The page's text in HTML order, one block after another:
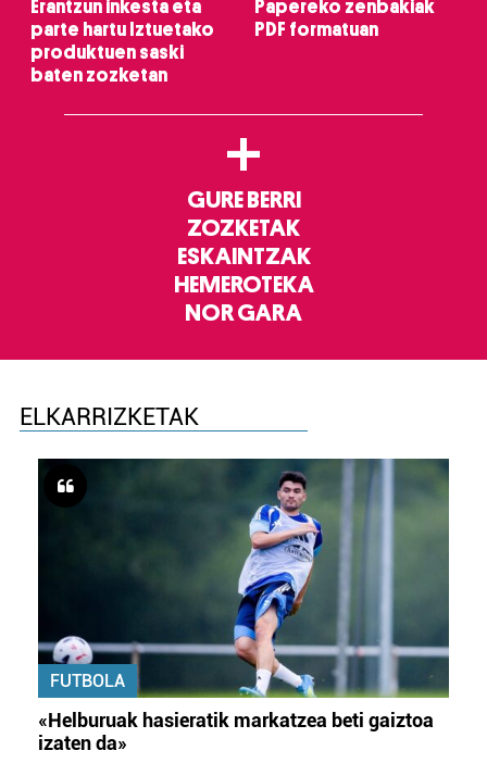
Erantzun inkesta eta
parte hartu Iztuetako
produktuen saski
baten zozketan
Papereko zenbakiak
PDF formatuan
+
GURE BERRI
ZOZKETAK
ESKAINTZAK
HEMEROTEKA
NOR GARA
ELKARRIZKETAK
FUTBOLA
«Helburuak hasieratik markatzea beti gaiztoa
izaten da»